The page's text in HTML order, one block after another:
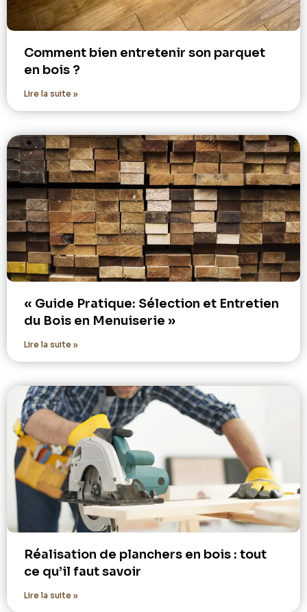
Comment bien entretenir son parquet
en bois ?
Lire la suite »
« Guide Pratique: Sélection et Entretien
du Bois en Menuiserie »
Lire la suite »
Réalisation de planchers en bois : tout
ce qu’il faut savoir
Lire la suite »